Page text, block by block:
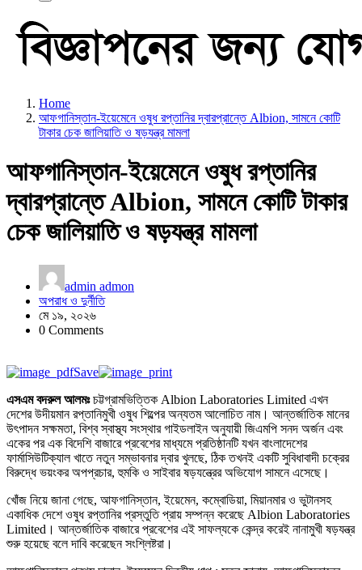
Home
আফগানিস্তান-ইয়েমেনে ওষুধ রপ্তানির দ্বারপ্রান্তে Albion, সামনে কোটি
টাকার চেক জালিয়াতি ও ষড়যন্ত্র মামলা
আফগানিস্তান-ইয়েমেনে ওষুধ রপ্তানির
দ্বারপ্রান্তে Albion, সামনে কোটি টাকার
চেক জালিয়াতি ও ষড়যন্ত্র মামলা
admin admon
অপরাধ ও দুর্নীতি
মে ১৯, ২০২৬
0 Comments
Save
এসএম বদরুল আলমঃচট্টগ্রামভিত্তিক Albion Laboratories Limited এখন
দেশের উদীয়মান রপ্তানিমুখী ওষুধ শিল্পের অন্যতম আলোচিত নাম। আন্তর্জাতিক মানের
উৎপাদন সক্ষমতা, বিশ্ব স্বাস্থ্য সংস্থার গাইডলাইন অনুযায়ী জিএমপি সনদ অর্জন এবং
একের পর এক বিদেশি বাজারে প্রবেশের মাধ্যমে প্রতিষ্ঠানটি যখন বাংলাদেশের
ফার্মাসিউটিক্যাল খাতে নতুন সম্ভাবনার দ্বার খুলছে, ঠিক তখনই একটি সুবিধাবাদী চক্রের
বিরুদ্ধে ভয়ংকর অপপ্রচার, হুমকি ও সাইবার ষড়যন্ত্রের অভিযোগ সামনে এসেছে।
খোঁজ নিয়ে জানা গেছে, আফগানিস্তান, ইয়েমেন, কম্বোডিয়া, মিয়ানমার ও ভুটানসহ
একাধিক দেশে ওষুধ রপ্তানির প্রস্তুতি প্রায় সম্পন্ন করেছে Albion Laboratories
Limited। আন্তর্জাতিক বাজারে প্রবেশের এই সাফল্যকে কেন্দ্র করেই নানামুখী ষড়যন্ত্র
শুরু হয়েছে বলে দাবি করেছেন সংশ্লিষ্টরা।